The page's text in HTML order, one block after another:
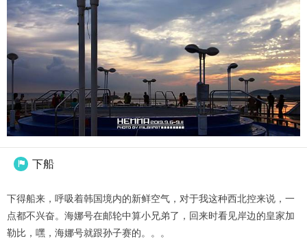
 下船
下得船来，呼吸着韩国境内的新鲜空气，对于我这种西北控来说，一
点都不兴奋。海娜号在邮轮中算小兄弟了，回来时看见岸边的皇家加
勒比，嘿，海娜号就跟孙子赛的。。。